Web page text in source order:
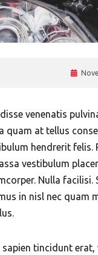
venenatis
quam at tellus
hendrerit felis.
vestibulum
Nulla facilisi.
in nisl nec quam
tincidunt